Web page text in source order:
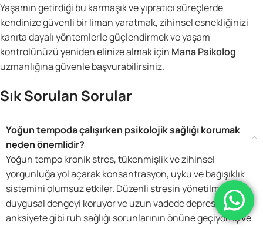
Yaşamın getirdiği bu karmaşık ve yıpratıcı süreçlerde
kendinize güvenli bir liman yaratmak, zihinsel esnekliğinizi
kanıta dayalı yöntemlerle güçlendirmek ve yaşam
kontrolünüzü yeniden elinize almak için Mana Psikolog
uzmanlığına güvenle başvurabilirsiniz.
Sık Sorulan Sorular
Yoğun tempoda çalışırken psikolojik sağlığı korumak
neden önemlidir?
Yoğun tempo kronik stres, tükenmişlik ve zihinsel
yorgunluğa yol açarak konsantrasyon, uyku ve bağışıklık
sistemini olumsuz etkiler. Düzenli stresin yönetilmesi,
duygusal dengeyi koruyor ve uzun vadede depresyon,
anksiyete gibi ruh sağlığı sorunlarının önüne geçiyor. İş ve